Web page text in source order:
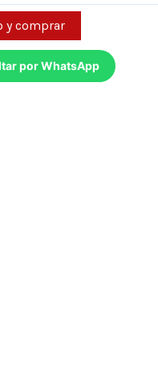
y comprar
por WhatsApp